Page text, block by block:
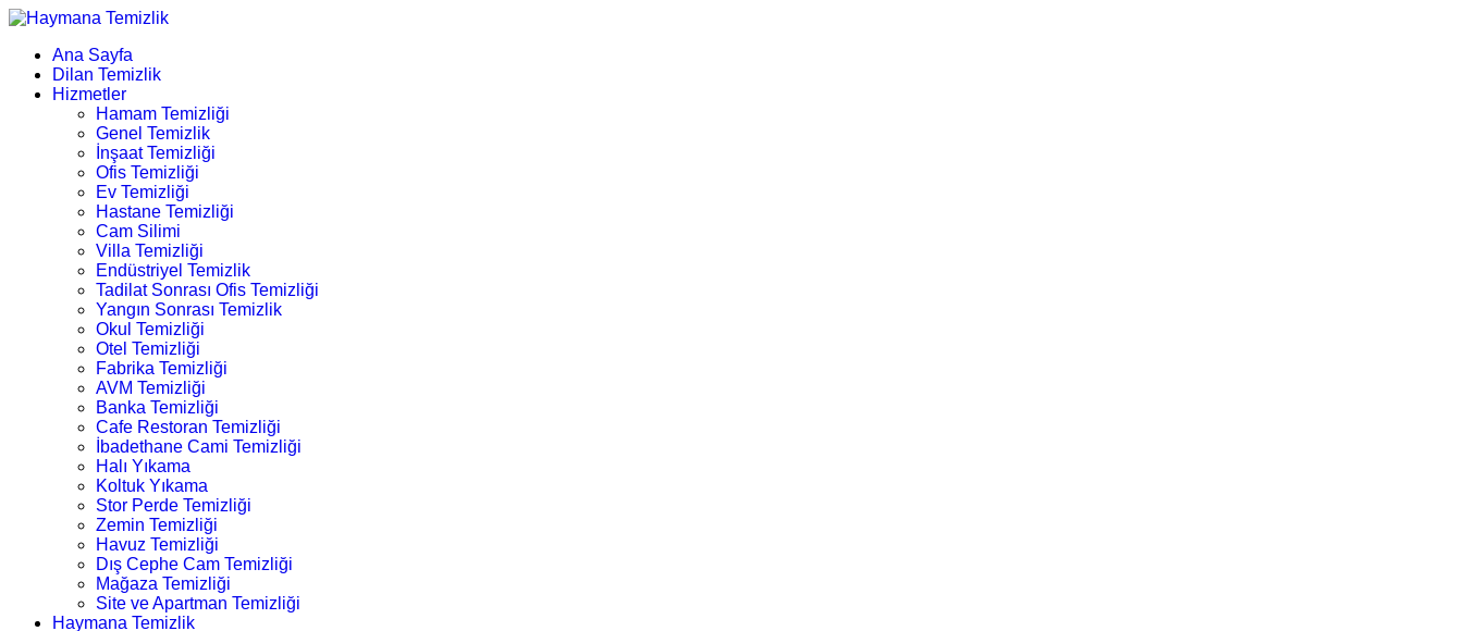
Ana Sayfa
Dilan Temizlik
Hizmetler
Hamam Temizliği
Genel Temizlik
İnşaat Temizliği
Ofis Temizliği
Ev Temizliği
Hastane Temizliği
Cam Silimi
Villa Temizliği
Endüstriyel Temizlik
Tadilat Sonrası Ofis Temizliği
Yangın Sonrası Temizlik
Okul Temizliği
Otel Temizliği
Fabrika Temizliği
AVM Temizliği
Banka Temizliği
Cafe Restoran Temizliği
İbadethane Cami Temizliği
Halı Yıkama
Koltuk Yıkama
Stor Perde Temizliği
Zemin Temizliği
Havuz Temizliği
Dış Cephe Cam Temizliği
Mağaza Temizliği
Site ve Apartman Temizliği
Haymana Temizlik